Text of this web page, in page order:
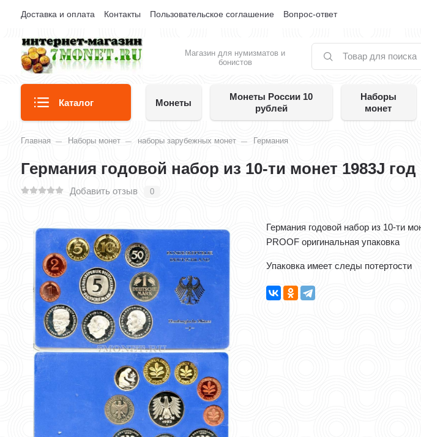
Доставка и оплата Контакты Пользовательское соглашение Вопрос-ответ
Магазин для нумизматов и
бонистов
Каталог Монеты
Монеты России 10
рублей
Наборы
монет
Главная Наборы монет наборы зарубежных монет Германия
Германия годовой набор из 10-ти монет 1983J год
Добавить отзыв 0
Германия годовой набор из 10-ти
PROOF оригинальная упаковка
Упаковка имеет следы потертости